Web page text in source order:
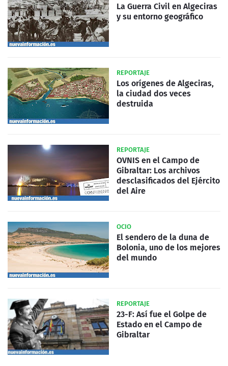
La Guerra Civil en Algeciras
y su entorno geográfico
REPORTAJE
Los orígenes de Algeciras,
la ciudad dos veces
destruida
REPORTAJE
OVNIS en el Campo de
Gibraltar: Los archivos
desclasificados del Ejército
del Aire
OCIO
El sendero de la duna de
Bolonia, uno de los mejores
del mundo
REPORTAJE
23-F: Así fue el Golpe de
Estado en el Campo de
Gibraltar